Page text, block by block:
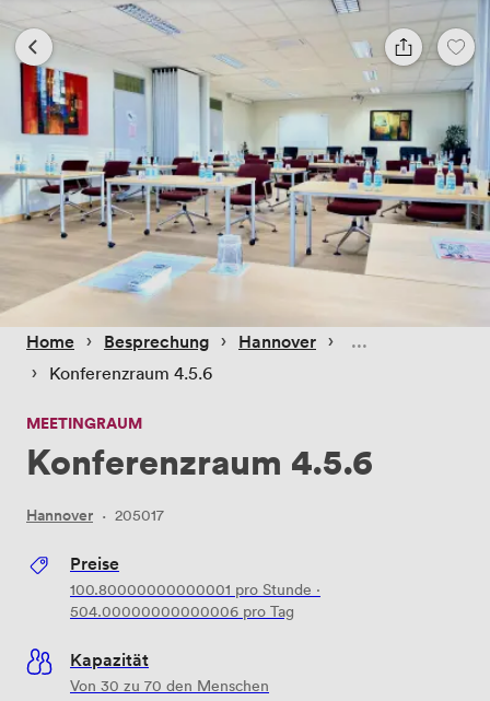
Home › Besprechung › Hannover ›
› Konferenzraum 4.5.6
MEETINGRAUM
Konferenzraum 4.5.6
Hannover · 205017
Preise
100.80000000000001 pro Stunde ·
504.00000000000006 pro Tag
Kapazität
Von 30 zu 70 den Menschen